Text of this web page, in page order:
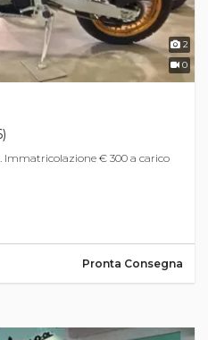
2
0
€ 300 a carico
Pronta Consegna